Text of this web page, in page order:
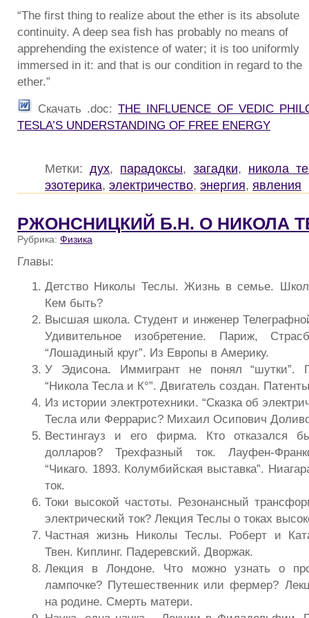
“The first thing to realize about the ether is its absolute
continuity. A deep sea fish has probably no means of
apprehending the existence of water; it is too uniformly
immersed in it: and that is our condition in regard to the
ether.”
Скачать .doc:THE INFLUENCE OF VEDIC
TESLA’S UNDERSTANDING OF FREE ENERGY
Метки:дух, парадоксы, загадки, никола
эзотерика, электричество, энергия, явления
РЖОНСНИЦКИЙ Б.Н. О НИКОЛА
Рубрика: Физика
Главы:
Детство Николы Теслы. Жизнь в семье.
Кем быть?
Высшая школа. Студент и инженер
Удивительное изобретение. Париж,
“Лошадиный круг”. Из Европы в Америку.
У Эдисона. Иммигрант не понял
“Никола Тесла и К°”. Двигатель создан.
Из истории электротехники. “Сказка об
Тесла или Феррарис? Михаил Осипович
Вестингауз и его фирма. Кто отказался
долларов? Трехфазный ток. Лауфен-
“Чикаго. 1893. Колумбийская выставка”.
ток.
Токи высокой частоты. Резонансный
электрический ток? Лекция Теслы о токах
Частная жизнь Николы Теслы. Роберт и
Твен. Киплинг. Падеревский. Дворжак.
Лекция в Лондоне. Что можно узнать о
лампочке? Путешественник или фермер?
на родине. Смерть матери.